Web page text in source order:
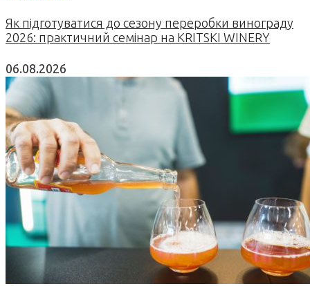
Як підготуватися до сезону переробки винограду
2026: практичний семінар на KRITSKI WINERY
06.08.2026